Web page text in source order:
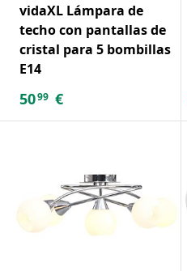
vidaXL Lámpara de
techo con pantallas de
cristal para 5 bombillas
E14
5099 €